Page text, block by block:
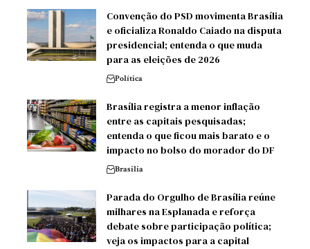
Convenção do PSD movimenta Brasília
e oficializa Ronaldo Caiado na disputa
presidencial; entenda o que muda
para as eleições de 2026
Política
Brasília registra a menor inflação
entre as capitais pesquisadas;
entenda o que ficou mais barato e o
impacto no bolso do morador do DF
Brasilia
Parada do Orgulho de Brasília reúne
milhares na Esplanada e reforça
debate sobre participação política;
veja os impactos para a capital